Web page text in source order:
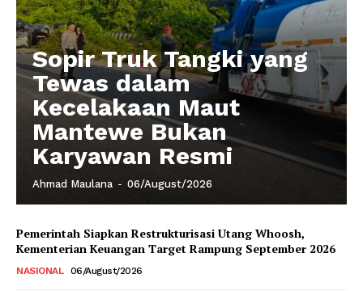
Sopir Truk Tangki yang
Tewas dalam
Kecelakaan Maut
Mantewe Bukan
Karyawan Resmi
Ahmad Maulana - 06/August/2026
Pemerintah Siapkan Restrukturisasi Utang Whoosh,
Kementerian Keuangan Target Rampung September 2026
NASIONAL 06/August/2026